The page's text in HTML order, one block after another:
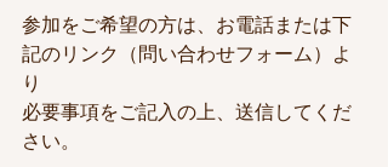
参加をご希望の方は、お電話または下
記のリンク（問い合わせフォーム）よ
り
必要事項をご記入の上、送信してくだ
さい。